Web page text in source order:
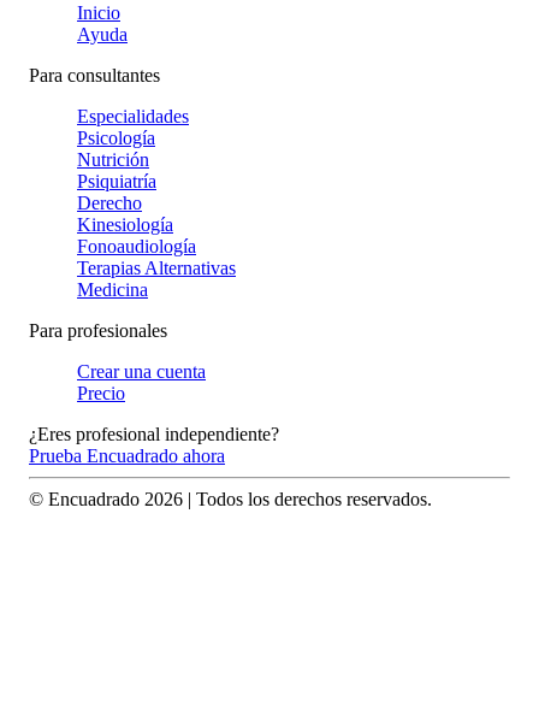
Inicio
Ayuda
Para consultantes
Especialidades
Psicología
Nutrición
Psiquiatría
Derecho
Kinesiología
Fonoaudiología
Terapias Alternativas
Medicina
Para profesionales
Crear una cuenta
Precio
¿Eres profesional independiente?
Prueba Encuadrado ahora
© Encuadrado 2026 | Todos los derechos reservados.